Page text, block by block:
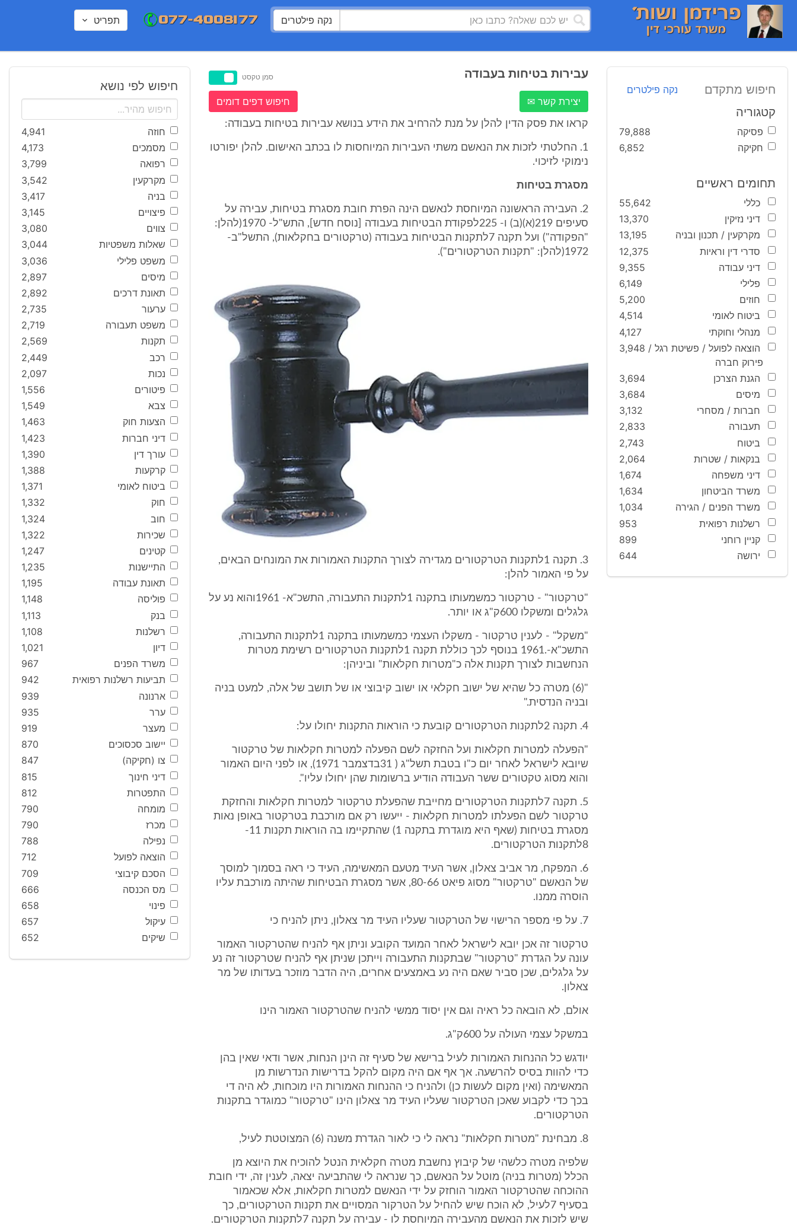
נקה פילטרים תפריט
חיפוש מתקדם נקה פילטרים
קטגוריה
פסיקה
79,888
חקיקה
6,852
תחומים ראשיים
כללי
55,642
דיני נזיקין
13,370
מקרקעין / תכנון ובניה
13,195
סדרי דין וראיות
12,375
דיני עבודה
9,355
פלילי
6,149
חוזים
5,200
ביטוח לאומי
4,514
מנהלי וחוקתי
4,127
הוצאה לפועל / פשיטת רגל /
פירוק חברה
3,948
הגנת הצרכן
3,694
מיסים
3,684
חברות / מסחרי
3,132
תעבורה
2,833
ביטוח
2,743
בנקאות / שטרות
2,064
דיני משפחה
1,674
משרד הביטחון
1,634
משרד הפנים / הגירה
1,034
רשלנות רפואית
953
קניין רוחני
899
ירושה
644
עבירות בטיחות בעבודה סמן טקסט
יצירת קשר ✉ חיפוש דפים דומים
קראו את פסק הדין להלן על מנת להרחיב את הידע בנושא עבירות בטיחות בעבודה:
1. החלטתי לזכות את הנאשם משתי העבירות המיוחסות לו בכתב האישום. להלן יפורטו
נימוקי לזיכוי.
מסגרת בטיחות
2. העבירה הראשונה המיוחסת לנאשם הינה הפרת חובת מסגרת בטיחות, עבירה על
סעיפים 219(א)(ב) ו- 225לפקודת הבטיחות בעבודה [נוסח חדש], התש"ל- 1970(להלן:
"הפקודה") ועל תקנה 7לתקנות הבטיחות בעבודה (טרקטורים בחקלאות), התשל"ב-
1972(להלן: "תקנות הטרקטורים").
3. תקנה 1לתקנות הטרקטורים מגדירה לצורך התקנות האמורות את המונחים הבאים,
על פי האמור להלן:
"טרקטור" - טרקטור כמשמעותו בתקנה 1לתקנות התעבורה, התשכ"א- 1961והוא נע על
גלגלים ומשקלו 600ק"ג או יותר.
"משקל" - לענין טרקטור - משקלו העצמי כמשמעותו בתקנה 1לתקנות התעבורה,
התשכ"א-.1961 בנוסף לכך כוללת תקנה 1לתקנות הטרקטורים רשימת מטרות
הנחשבות לצורך תקנות אלה כ"מטרות חקלאות" וביניהן:
"(6) מטרה כל שהיא של ישוב חקלאי או ישוב קיבוצי או של תושב של אלה, למעט בניה
ובניה הנדסית."
4. תקנה 2לתקנות הטרקטורים קובעת כי הוראות התקנות יחולו על:
"הפעלה למטרות חקלאות ועל החזקה לשם הפעלה למטרות חקלאות של טרקטור
שיובא לישראל לאחר יום כ"ו בטבת תשל"ג ( 31בדצמבר 1971), או לפני היום האמור
והוא מסוג טקטורים ששר העבודה הודיע ברשומות שהן יחולו עליו".
5. תקנה 7לתקנות הטרקטורים מחייבת שהפעלת טרקטור למטרות חקלאות והחזקת
טרקטור לשם הפעלתו למטרות חקלאות - ייעשו רק אם מורכבת בטרקטור באופן נאות
מסגרת בטיחות (שאף היא מוגדרת בתקנה 1) שהתקיימו בה הוראות תקנות 11-
8לתקנות הטרקטורים.
6. המפקח, מר אביב צאלון, אשר העיד מטעם המאשימה, העיד כי ראה בסמוך למוסך
של הנאשם "טרקטור" מסוג פיאט 80-66, אשר מסגרת הבטיחות שהיתה מורכבת עליו
הוסרה ממנו.
7. על פי מספר הרישוי של הטרקטור שעליו העיד מר צאלון, ניתן להניח כי
טרקטור זה אכן יובא לישראל לאחר המועד הקובע וניתן אף להניח שהטרקטור האמור
עונה על הגדרת "טרקטור" שבתקנות התעבורה וייתכן שניתן אף להניח שטרקטור זה נע
על גלגלים, שכן סביר שאם היה נע באמצעים אחרים, היה הדבר מוזכר בעדותו של מר
צאלון.
אולם, לא הובאה כל ראיה וגם אין יסוד ממשי להניח שהטרקטור האמור הינו
במשקל עצמי העולה על 600ק"ג.
יודגש כל ההנחות האמורות לעיל ברישא של סעיף זה הינן הנחות, אשר ודאי שאין בהן
כדי להוות בסיס להרשעה. אך אף אם היה מקום להקל בדרישות הנדרשות מן
המאשימה (ואין מקום לעשות כן) ולהניח כי ההנחות האמורות היו מוכחות, לא היה די
בכך כדי לקבוע שאכן הטרקטור שעליו העיד מר צאלון הינו "טרקטור" כמוגדר בתקנות
הטרקטורים.
8. מבחינת "מטרות חקלאות" נראה לי כי לאור הגדרת משנה (6) המצוטטת לעיל,
שלפיה מטרה כלשהי של קיבוץ נחשבת מטרה חקלאית הנטל להוכיח את היוצא מן
הכלל (מטרות בניה) מוטל על הנאשם, כך שנראה לי שהתביעה יצאה, לענין זה, ידי חובת
ההוכחה שהטרקטור האמור הוחזק על ידי הנאשם למטרות חקלאות, אלא שכאמור
בסעיף 7לעיל, לא הוכח שיש להחיל על הטרקור המסויים את תקנות הטרקטורים, כך
שיש לזכות את הנאשם מהעבירה המיוחסת לו - עבירה על תקנה 7לתקנות הטרקטורים.
חיפוש לפי נושא
חוזה
4,941
מסמכים
4,173
רפואה
3,799
מקרקעין
3,542
בניה
3,417
פיצויים
3,145
צווים
3,080
שאלות משפטיות
3,044
משפט פלילי
3,036
מיסים
2,897
תאונת דרכים
2,892
ערעור
2,735
משפט תעבורה
2,719
תקנות
2,569
רכב
2,449
נכות
2,097
פיטורים
1,556
צבא
1,549
הצעות חוק
1,463
דיני חברות
1,423
עורך דין
1,390
קרקעות
1,388
ביטוח לאומי
1,371
חוק
1,332
חוב
1,324
שכירות
1,322
קטינים
1,247
התיישנות
1,235
תאונת עבודה
1,195
פוליסה
1,148
בנק
1,113
רשלנות
1,108
דיון
1,021
משרד הפנים
967
תביעות רשלנות רפואית
942
ארנונה
939
ערר
935
מעצר
919
יישוב סכסוכים
870
צו (חקיקה)
847
דיני חינוך
815
התפטרות
812
מומחה
790
מכרז
790
נפילה
788
הוצאה לפועל
712
הסכם קיבוצי
709
מס הכנסה
666
פינוי
658
עיקול
657
שיקים
652